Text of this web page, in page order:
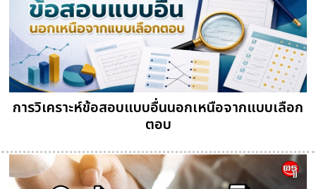
การวิเคราะห์ข้อสอบแบบอื่นนอกเหนือจากแบบเลือก
ตอบ